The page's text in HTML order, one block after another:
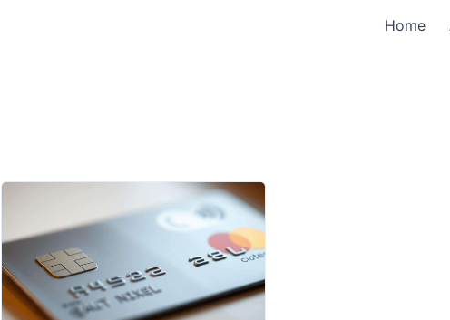
Home